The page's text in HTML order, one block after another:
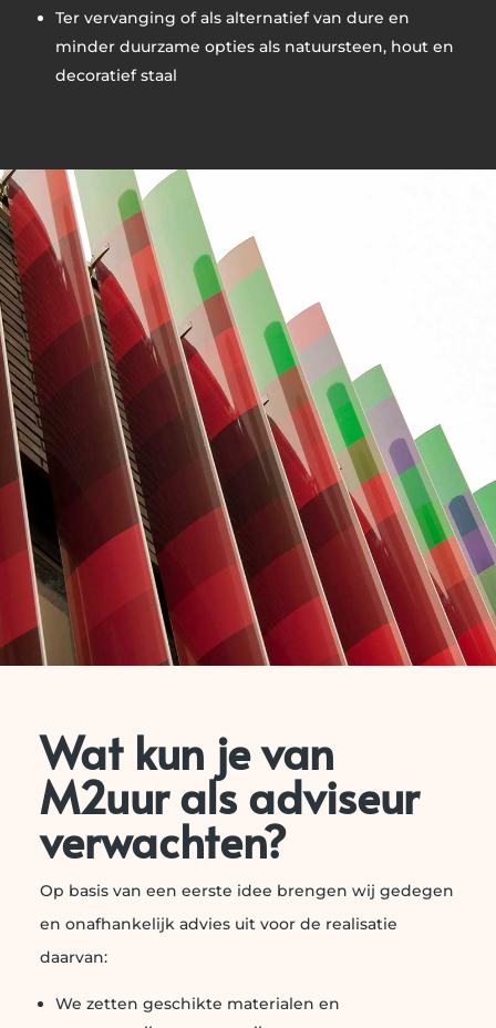
Ter vervanging of als alternatief van dure en
minder duurzame opties als natuursteen, hout en
decoratief staal
Wat kun je van
M2uur als adviseur
verwachten?
Op basis van een eerste idee brengen wij gedegen
en onafhankelijk advies uit voor de realisatie
daarvan:
We zetten geschikte materialen en